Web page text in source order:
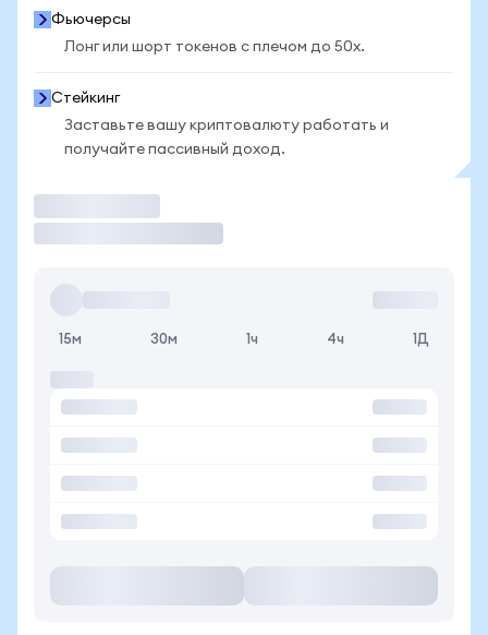
Фьючерсы
Лонг или шорт токенов с плечом до 50x.
Стейкинг
Заставьте вашу криптовалюту работать и
получайте пассивный доход.
15м 30м 1ч 4ч 1Д